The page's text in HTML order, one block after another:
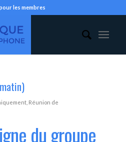
les membres
, Réunion de
du groupe